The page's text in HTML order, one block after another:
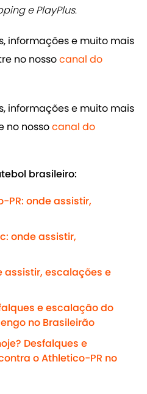
e PlayPlus.
informações e muito mais
no nossocanal do
informações e muito mais
no nossocanal do
brasileiro:
PR: onde assistir,
onde assistir,
assistir, escalações e
e escalação do
no Brasileirão
Desfalques e
o Athletico-PR no